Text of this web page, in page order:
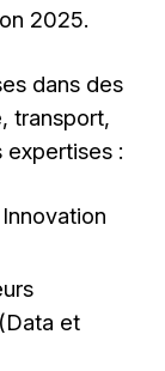
2025.
dans des
transport,
:
et